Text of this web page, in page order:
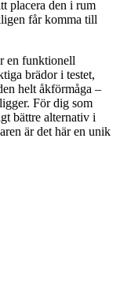
placera den i rum
får komma till
en funktionell
brädor i testet,
helt åkförmåga –
För dig som
bättre alternativ i
är det här en unik